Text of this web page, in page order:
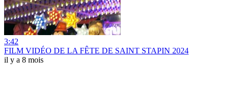
3:42
FILM VIDÉO DE LA FÊTE DE SAINT STAPIN 2024
il y a 8 mois